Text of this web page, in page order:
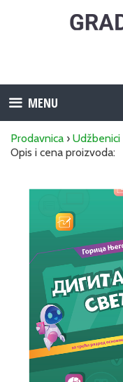
MENU
Prodavnica › Udžbenici
Opis i cena proizvoda: